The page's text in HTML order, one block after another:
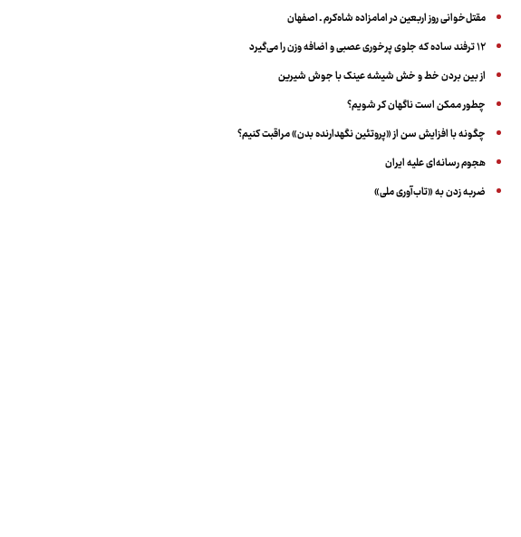
مقتل‌خوانی روز اربعین در امامزاده شاه‌کرم ـ اصفهان
۱۲ ترفند ساده که جلوی پرخوری عصبی و اضافه ‌وزن را می‌گیرد
از بین بردن خط و خش شیشه عینک با جوش شیرین
چطور ممکن است ناگهان کر شویم؟
چگونه با افزایش سن از «پروتئین نگهدارنده بدن» مراقبت کنیم؟
هجوم رسانه‌ای علیه ایران
ضربه زدن به «تاب‌آوری ملی»